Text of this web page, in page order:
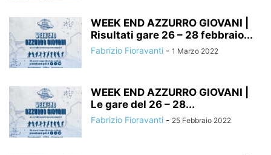
WEEK END AZZURRO GIOVANI |
Risultati gare 26 – 28 febbraio...
Fabrizio Fioravanti - 1 Marzo 2022
WEEK END AZZURRO GIOVANI |
Le gare del 26 – 28...
Fabrizio Fioravanti - 25 Febbraio 2022